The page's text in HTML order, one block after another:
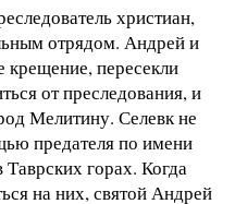
христиан,
отрядом. Андрей и
крещение, пересекли
от преследования, и
Мелитину. Селевк не
предателя по имени
горах. Когда
на них, святой Андрей